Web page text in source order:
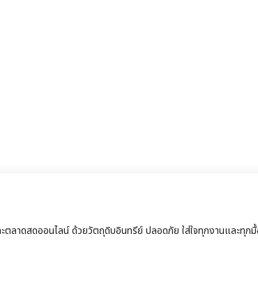
ลาดสดออนไลน์ ด้วยวัตถุดิบอินทรีย์ ปลอดภัย ใส่ใจทุกงานและทุก